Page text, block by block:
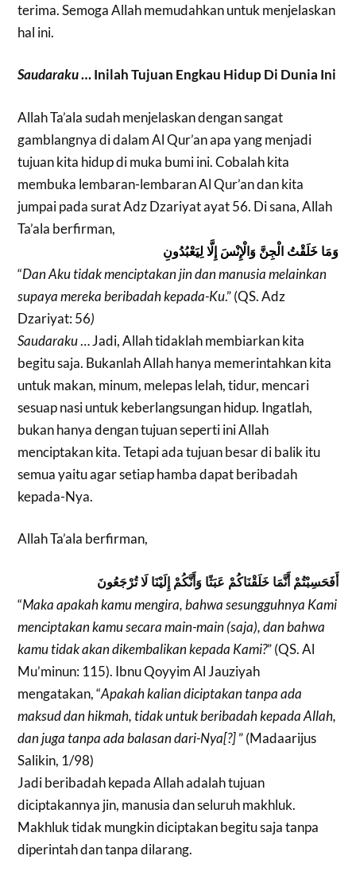
terima. Semoga Allah memudahkan untuk menjelaskan
hal ini.
Saudaraku… Inilah Tujuan Engkau Hidup Di Dunia Ini
AllahTa’ala sudah menjelaskan dengan sangat
gamblangnya di dalam Al Qur’an apa yang menjadi
tujuan kita hidup di muka bumi ini. Cobalah kita
membuka lembaran-lembaran Al Qur’an dan kita
jumpai pada surat Adz Dzariyat ayat 56. Di sana, Allah
Ta’ala berfirman,
وَمَا خَلَقْتُ الْجِنَّ وَالْإِنْسَ إِلَّا لِيَعْبُدُونِ
“Dan Aku tidak menciptakan jin dan manusia melainkan
supaya mereka beribadah kepada-Ku.” (QS. Adz
Dzariyat: 56)
Saudaraku… Jadi, Allah tidaklah membiarkan kita
begitu saja. Bukanlah Allah hanya memerintahkan kita
untuk makan, minum, melepas lelah, tidur, mencari
sesuap nasi untuk keberlangsungan hidup. Ingatlah,
bukan hanya dengan tujuan seperti ini Allah
menciptakan kita. Tetapi ada tujuan besar di balik itu
semua yaitu agar setiap hamba dapat beribadah
kepada-Nya.
Allah Ta’ala berfirman,
أَفَحَسِبْتُمْ أَنَّمَا خَلَقْنَاكُمْ عَبَثًا وَأَنَّكُمْ إِلَيْنَا لَا تُرْجَعُونَ
“Maka apakah kamu mengira, bahwa sesungguhnya Kami
menciptakan kamu secara main-main (saja), dan bahwa
kamu tidak akan dikembalikan kepada Kami?” (QS. Al
Mu’minun: 115). Ibnu Qoyyim Al Jauziyah
mengatakan, “Apakah kalian diciptakan tanpa ada
maksud dan hikmah, tidak untuk beribadah kepada Allah,
dan juga tanpa ada balasan dari-Nya[?]” (Madaarijus
Salikin, 1/98)
Jadi beribadah kepada Allah adalah tujuan
diciptakannya jin, manusia dan seluruh makhluk.
Makhluk tidak mungkin diciptakan begitu saja tanpa
diperintah dan tanpa dilarang.